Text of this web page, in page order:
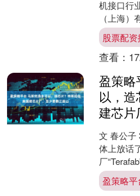
机接口行
（上海
口手部运
得第三类
股票配
查看：
盈策略
以，
建芯片
文 春公子
体上放话
厂
息一出，
呼“美....
盈策略平